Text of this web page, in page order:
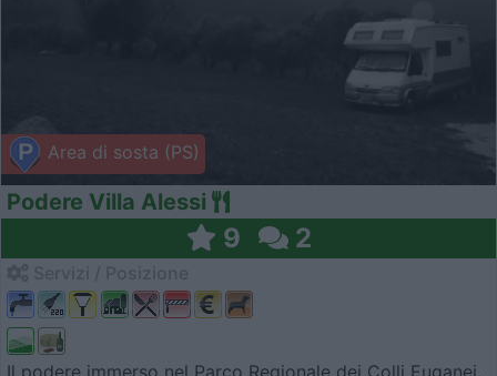
Area di sosta (PS)
Podere Villa Alessi
9 2
Il podere immerso nel Parco Regionale dei Colli Euganei,